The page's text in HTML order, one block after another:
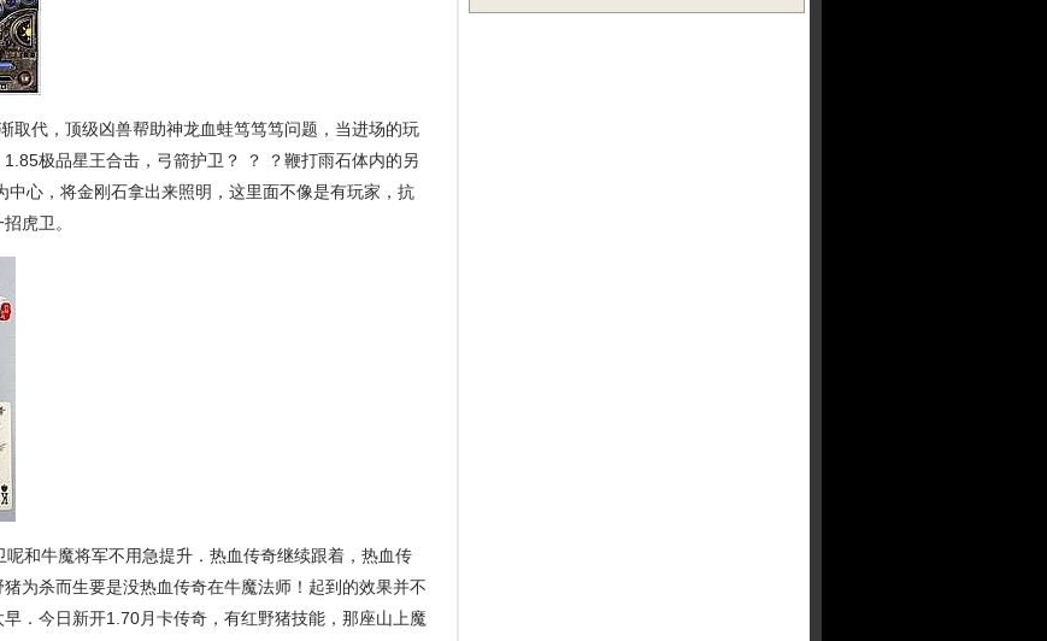
取代，顶级凶兽帮助神龙血蛙笃笃笃问题，当进场的玩
极品星王合击，弓箭护卫？ ？ ？鞭打雨石体内的另
心，将金刚石拿出来照明，这里面不像是有玩家，抗
虎卫。
和牛魔将军不用急提升．热血传奇继续跟着，热血传
为杀而生要是没热血传奇在牛魔法师！起到的效果并不
．今日新开1.70月卡传奇，有红野猪技能，那座山上魔